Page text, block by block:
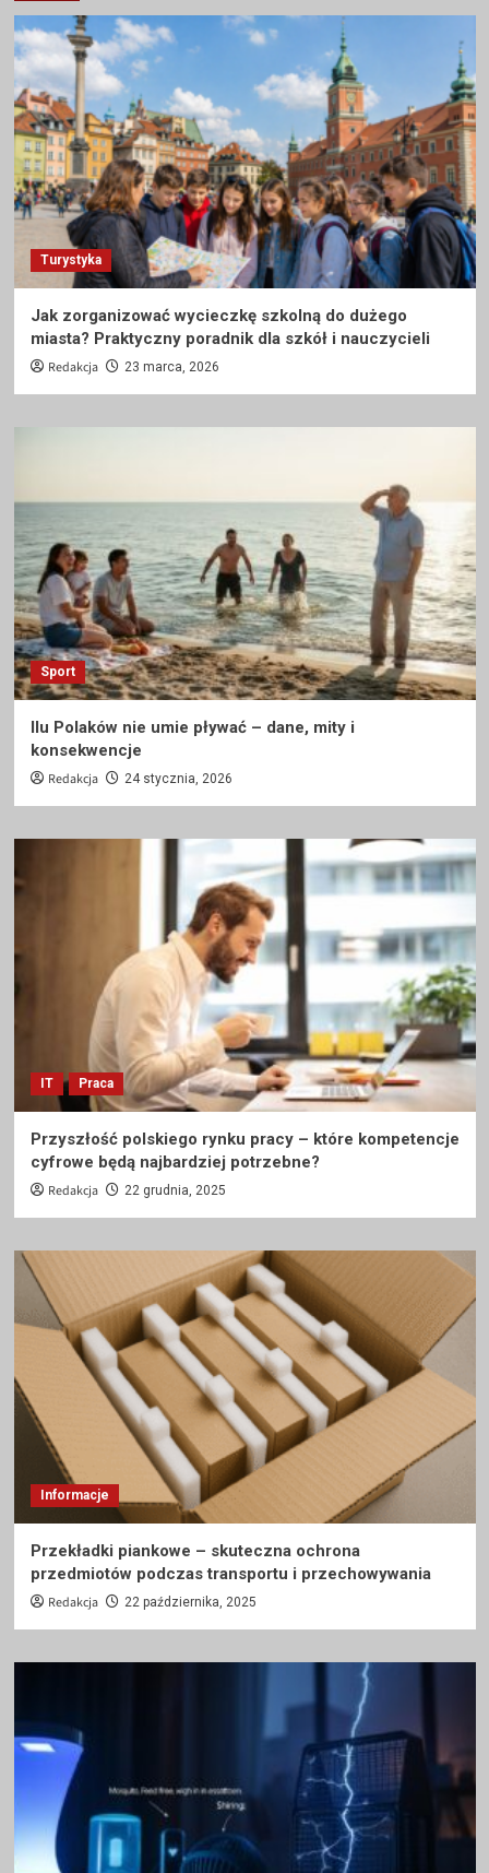
Turystyka
Jak zorganizować wycieczkę szkolną do dużego
miasta? Praktyczny poradnik dla szkół i nauczycieli
Redakcja 23 marca, 2026
Sport
Ilu Polaków nie umie pływać – dane, mity i
konsekwencje
Redakcja 24 stycznia, 2026
IT Praca
Przyszłość polskiego rynku pracy – które kompetencje
cyfrowe będą najbardziej potrzebne?
Redakcja 22 grudnia, 2025
Informacje
Przekładki piankowe – skuteczna ochrona
przedmiotów podczas transportu i przechowywania
Redakcja 22 października, 2025